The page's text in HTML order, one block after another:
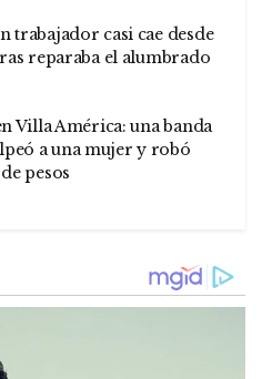
trabajador casi cae desde
reparaba el alumbrado
Villa América: una banda
a una mujer y robó
pesos